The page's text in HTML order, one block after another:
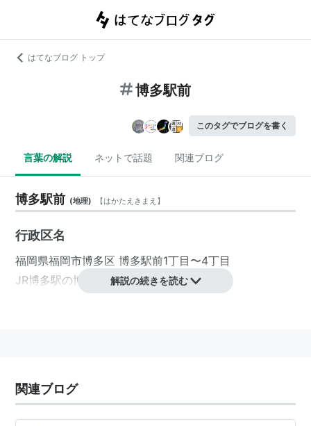
はてなブログ トップ
博多駅前
このタグでブログを書く
言葉の解説 ネットで話題 関連ブログ
博多駅前 (地理) 【はかたえきまえ 】
行政区名
福岡県福岡市博多区 博多駅前1丁目〜4丁目
JR博多駅の博多口側にある。
解説の続きを読む
関連ブログ